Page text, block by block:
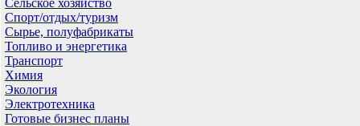
Сельское хозяйство
Спорт/отдых/туризм
Сырье, полуфабрикаты
Топливо и энергетика
Транспорт
Химия
Экология
Электротехника
Готовые бизнес планы